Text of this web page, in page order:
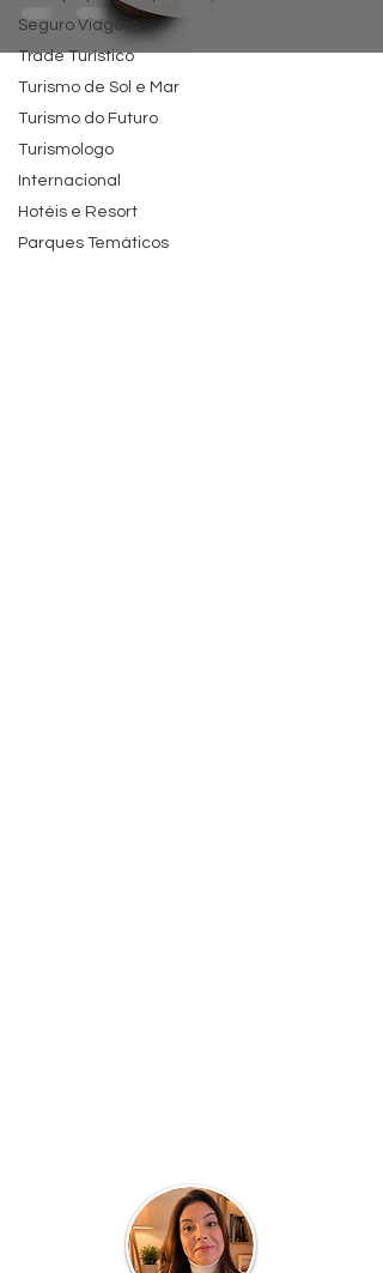
Seguro Viagem
Trade Turístico
Turismo de Sol e Mar
Turismo do Futuro
Turismologo
Internacional
Hotéis e Resort
Parques Temáticos